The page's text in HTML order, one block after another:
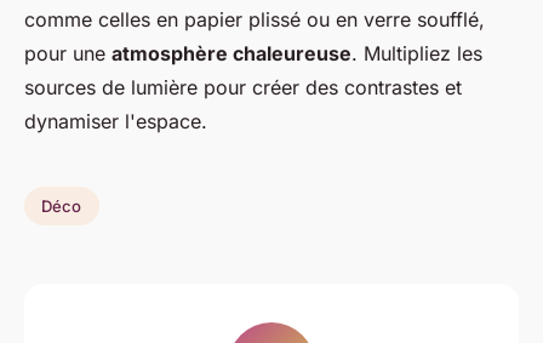
comme celles en papier plissé ou en verre soufflé,
pour une atmosphère chaleureuse. Multipliez les
sources de lumière pour créer des contrastes et
dynamiser l'espace.
Déco